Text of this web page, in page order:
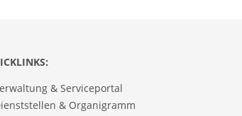
& Serviceportal
& Organigramm